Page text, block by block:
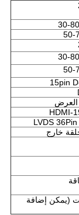
30-
50-
30-
50-
15pin
العرض
HDMI-
LVDS
(يمكن إضافة